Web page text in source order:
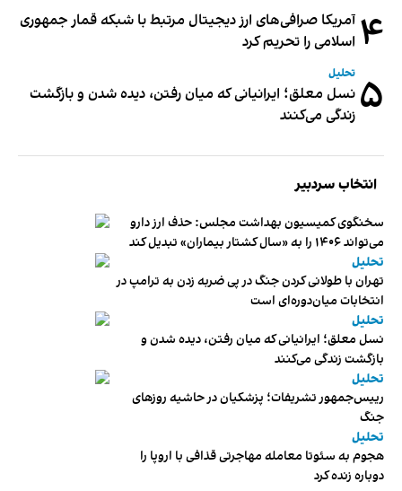
۴ آمریکا صرافی‌های ارز دیجیتال مرتبط با شبکه قمار جمهوری
اسلامی را تحریم کرد
۵ تحلیل
نسل معلق؛ ایرانیانی که میان رفتن، دیده شدن و بازگشت
زندگی می‌کنند
انتخاب سردبیر
سخنگوی کمیسیون بهداشت مجلس: حذف ارز دارو
می‌تواند ۱۴۰۶ را به «سال کشتار بیماران» تبدیل کند
تحلیل
تهران با طولانی کردن جنگ در پی ضربه زدن به ترامپ در
انتخابات میان‌دوره‌ای است
تحلیل
نسل معلق؛ ایرانیانی که میان رفتن، دیده شدن و
بازگشت زندگی می‌کنند
تحلیل
رییس‌جمهور تشریفات؛ پزشکیان در حاشیه روزهای
جنگ
تحلیل
هجوم به سئوتا معامله مهاجرتی قذافی با اروپا را
دوباره زنده کرد